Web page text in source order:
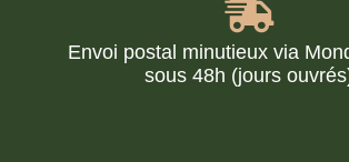
Envoi postal minutieux via
sous 48h (jours